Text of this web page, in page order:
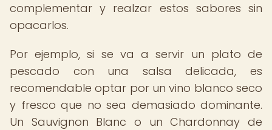
complementar y realzar estos sabores sin
opacarlos.
Por ejemplo, si se va a servir un plato de
pescado con una salsa delicada, es
recomendable optar por un vino blanco seco
y fresco que no sea demasiado dominante.
Un Sauvignon Blanc o un Chardonnay de